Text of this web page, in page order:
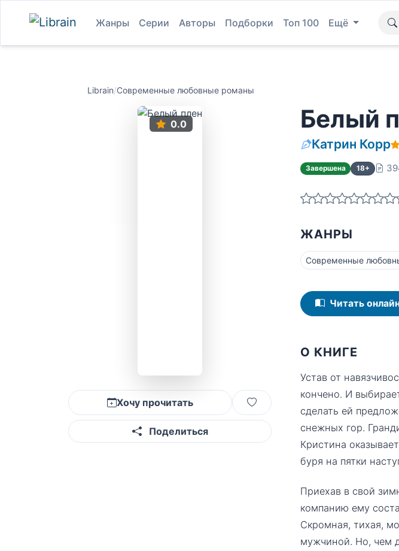
Жанры Серии Авторы Подборки Топ 100 Ещё
Librain/Современные любовные романы
0.0
Хочу прочитать
Поделиться
Белый
Катрин Корр
Завершена 18+
ЖАНРЫ
Современные
Читать
О КНИГЕ
Устав от
кончено. И
сделать ей
снежных гор.
Кристина
буря на пятки
Приехав в свой
компанию ему
Скромная, тихая,
мужчиной. Но, чем